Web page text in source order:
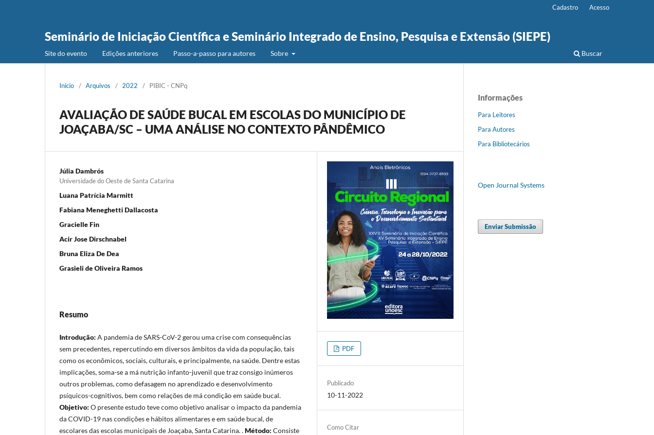
Seminário de Iniciação Científica e Seminário Integrado de Ensino, Pesquisa e Extensão (SIEPE)
Site do evento Edições anteriores Passo-a-passo para autores Sobre Buscar
Cadastro Acesso
Início / Arquivos / 2022 / PIBIC - CNPq
AVALIAÇÃO DE SAÚDE BUCAL EM ESCOLAS DO MUNICÍPIO DE
JOAÇABA/SC – UMA ANÁLISE NO CONTEXTO PÂNDÊMICO
Júlia Dambrós
Universidade do Oeste de Santa Catarina
Luana Patrícia Marmitt
Fabiana Meneghetti Dallacosta
Gracielle Fin
Acir Jose Dirschnabel
Bruna Eliza De Dea
Grasieli de Oliveira Ramos
Resumo
Introdução: A pandemia de SARS-CoV-2 gerou uma crise com consequências
sem precedentes, repercutindo em diversos âmbitos da vida da população, tais
como os econômicos, sociais, culturais, e principalmente, na saúde. Dentre estas
implicações, soma-se a má nutrição infanto-juvenil que traz consigo inúmeros
outros problemas, como defasagem no aprendizado e desenvolvimento
psíquicos-cognitivos, bem como relações de má condição em saúde bucal.
Objetivo: O presente estudo teve como objetivo analisar o impacto da pandemia
da COVID-19 nas condições e hábitos alimentares e em saúde bucal, de
escolares das escolas municipais de Joaçaba, Santa Catarina. .Método: Consiste
PDF
Publicado
10-11-2022
Como Citar
Informações
Para Leitores
Para Autores
Para Bibliotecários
Open Journal Systems
Enviar Submissão